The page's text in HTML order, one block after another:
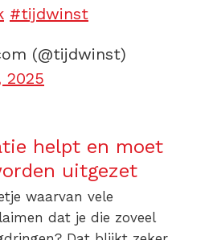
#tijdwinst
(@tijdwinst)
2025
helpt en moet
uitgezet
waarvan vele
dat je die zoveel